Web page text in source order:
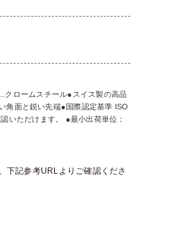
ロームスチール●スイス製の高品
角面と鋭い先端●国際認定基準 ISO
いただけます。 ●最小出荷単位：
下記参考URLよりご確認くださ